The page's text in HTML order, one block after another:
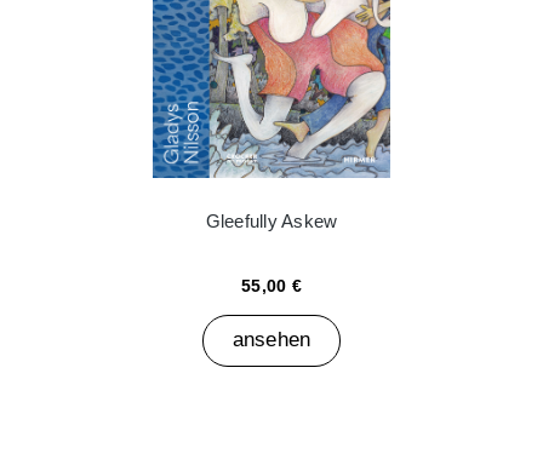
Gleefully Askew
55,00 €
ansehen